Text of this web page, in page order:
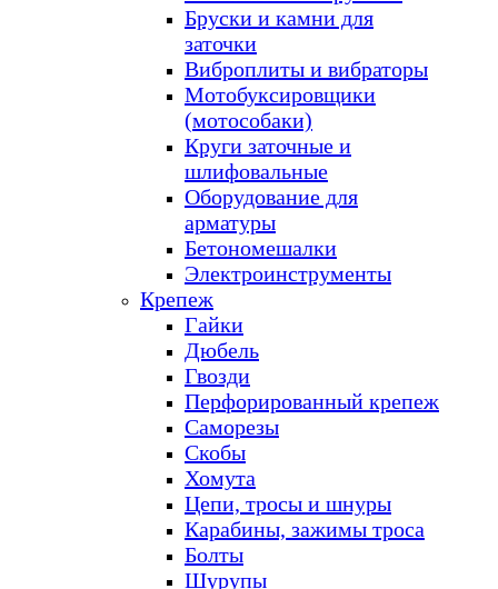
Бруски и камни для
заточки
Виброплиты и вибраторы
Мотобуксировщики
(мотособаки)
Круги заточные и
шлифовальные
Оборудование для
арматуры
Бетономешалки
Электроинструменты
Крепеж
Гайки
Дюбель
Гвозди
Перфорированный крепеж
Саморезы
Скобы
Хомута
Цепи, тросы и шнуры
Карабины, зажимы троса
Болты
Шурупы